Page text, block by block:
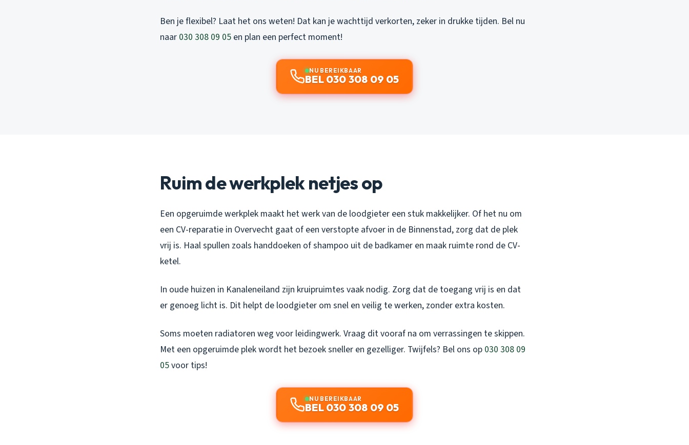
Ben je flexibel? Laat het ons weten! Dat kan je wachttijd verkorten, zeker in drukke tijden. Bel nu
naar 030 308 09 05 en plan een perfect moment!
NU BEREIKBAAR
BEL 030 308 09 05
Ruim de werkplek netjes op
Een opgeruimde werkplek maakt het werk van de loodgieter een stuk makkelijker. Of het nu om
een CV-reparatie in Overvecht gaat of een verstopte afvoer in de Binnenstad, zorg dat de plek
vrij is. Haal spullen zoals handdoeken of shampoo uit de badkamer en maak ruimte rond de CV-
ketel.
In oude huizen in Kanaleneiland zijn kruipruimtes vaak nodig. Zorg dat de toegang vrij is en dat
er genoeg licht is. Dit helpt de loodgieter om snel en veilig te werken, zonder extra kosten.
Soms moeten radiatoren weg voor leidingwerk. Vraag dit vooraf na om verrassingen te skippen.
Met een opgeruimde plek wordt het bezoek sneller en gezelliger. Twijfels? Bel ons op 030 308 09
05voor tips!
NU BEREIKBAAR
BEL 030 308 09 05